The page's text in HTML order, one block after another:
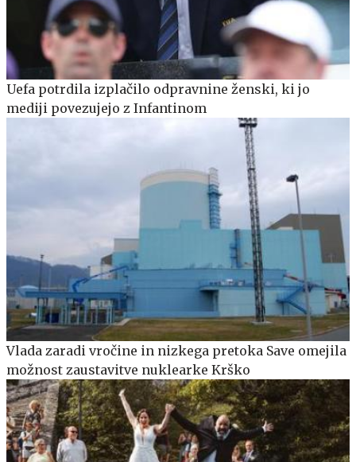
Uefa potrdila izplačilo odpravnine ženski, ki jo
mediji povezujejo z Infantinom
Vlada zaradi vročine in nizkega pretoka Save omejila
možnost zaustavitve nuklearke Krško